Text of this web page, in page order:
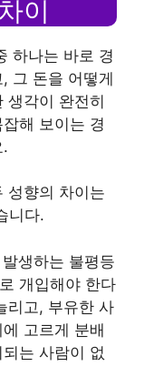
이
하나는 바로 경
그 돈을 어떻게
생각이 완전히
해 보이는 경
.
성향의 차이는
니다.
생하는 불평등
개입해야 한다
리고, 부유한 사
고르게 분배
는 사람이 없